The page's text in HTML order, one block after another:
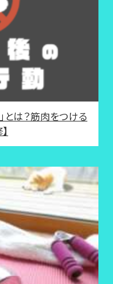
とは？筋肉をつける